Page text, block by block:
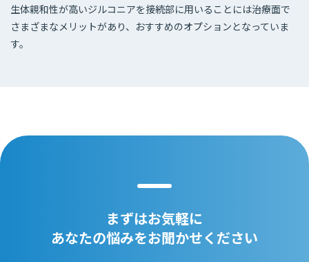
生体親和性が高いジルコニアを接続部に用いることには治療面で
さまざまなメリットがあり、おすすめのオプションとなっていま
す。
まずはお気軽に
あなたの悩みをお聞かせください